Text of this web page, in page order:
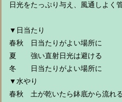
日光をたっぷり与え、風通しよく管
▼日当たり
春秋 日当たりがよい場所に
夏 強い直射日光は避ける
冬 日当たりがよい場所に
▼水やり
春秋 土が乾いたら鉢底から流れ